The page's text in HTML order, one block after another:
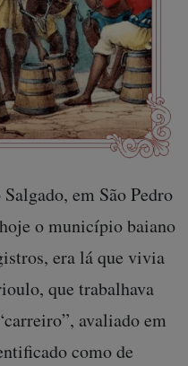
em São Pedro
o município baiano
era lá que vivia
que trabalhava
avaliado em
como de